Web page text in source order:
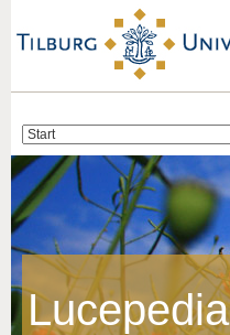
Lucepedia